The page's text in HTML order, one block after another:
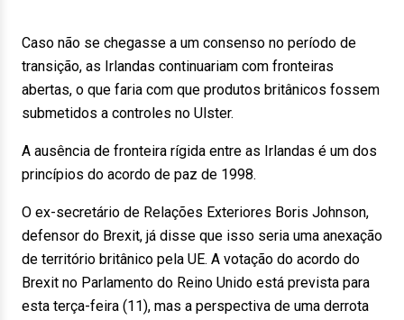
Caso não se chegasse a um consenso no período de
transição, as Irlandas continuariam com fronteiras
abertas, o que faria com que produtos britânicos fossem
submetidos a controles no Ulster.
A ausência de fronteira rígida entre as Irlandas é um dos
princípios do acordo de paz de 1998.
O ex-secretário de Relações Exteriores Boris Johnson,
defensor do Brexit, já disse que isso seria uma anexação
de território britânico pela UE. A votação do acordo do
Brexit no Parlamento do Reino Unido está prevista para
esta terça-feira (11), mas a perspectiva de uma derrota